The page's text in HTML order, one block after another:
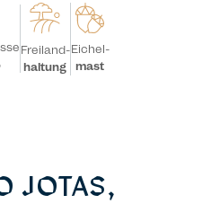
Freiland-
haltung
Eichel-
mast
JOTAS,